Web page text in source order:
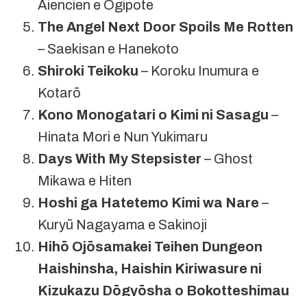
Aiencien e Ogipote
The Angel Next Door Spoils Me Rotten
– Saekisan e Hanekoto
Shiroki Teikoku – Koroku Inumura e
Kotarō
Kono Monogatari o Kimi ni Sasagu –
Hinata Mori e Nun Yukimaru
Days With My Stepsister – Ghost
Mikawa e Hiten
Hoshi ga Hatetemo Kimi wa Nare –
Kuryū Nagayama e Sakinoji
Hihō Ojōsamakei Teihen Dungeon
Haishinsha, Haishin Kiriwasure ni
Kizukazu Dōgyōsha o Bokotteshimau